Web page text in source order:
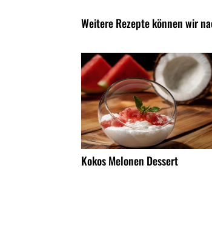
Weitere Rezepte können wir
Kokos Melonen Dessert